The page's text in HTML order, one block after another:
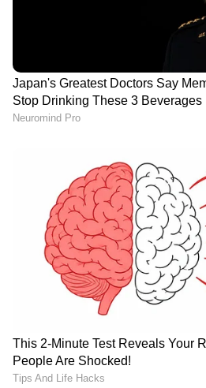
ഫൈനലിൽ വിരാട്
ആർസിബിയെ തകർച്ചയിൽ
ടിം ഡേവിഡ് നിർണ്ണായക
റൺസ് വിജയലക്ഷ്യവുമായി
ആർസിബി 91 റൺസിന് 4
പതറിയപ്പോഴാണ് ഡേവിഡ്
17 പന്തിൽ 3 ഫോറും ഒരു
റൺസാണ് അടിച്ച ഡേവിഡ്
റൺസിന്‍റെ നിർണ്ണായക
ടീമിനെ വിജയത്തിലേക്ക്
ഗ്രൗണ്ടിലെ മോശം
ജലനിരപ്പ് കുറഞ്ഞെങ്കിലും
ഒഴിയാതെ കുട്ടനാട്ടുകാര്‍;
ഇറങ്ങാൻ ഇനിയും
News@1PM | ഒരുമണി